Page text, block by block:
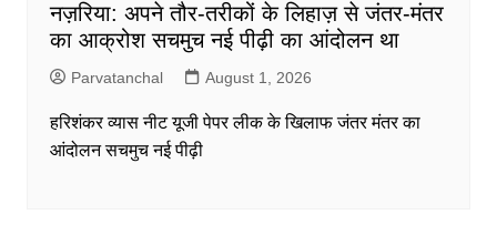
नज़रिया: अपने तौर-तरीकों के लिहाज़ से जंतर-मंतर
का आक्रोश सचमुच नई पीढ़ी का आंदोलन था
Parvatanchal August 1, 2026
हरिशंकर व्यास नीट यूजी पेपर लीक के खिलाफ जंतर मंतर का
आंदोलन सचमुच नई पीढ़ी